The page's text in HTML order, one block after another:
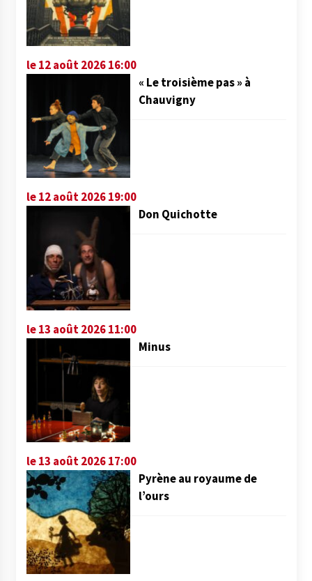
le 12 août 2026 16:00
« Le troisième pas » à
Chauvigny
le 12 août 2026 19:00
Don Quichotte
le 13 août 2026 11:00
Minus
le 13 août 2026 17:00
Pyrène au royaume de
l’ours